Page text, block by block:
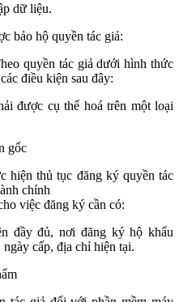
dữ liệu.
bảo hộ quyền tác giả:
quyền tác giả dưới hình thức
điều kiện sau đây:
được cụ thể hoá trên một loại
gốc
hiện thủ tục đăng ký quyền tác
chính
việc đăng ký cần có:
đầy đủ, nơi đăng ký hộ khẩu
cấp, địa chỉ hiện tại.